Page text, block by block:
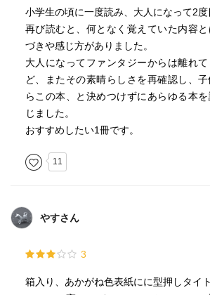
小学生の頃に一度読み、大人になって2度
再び読むと、何となく覚えていた内容
づきや感じ方がありました。
大人になってファンタジーからは離れ
ど、またその素晴らしさを再確認し、
らこの本、と決めつけずにあらゆる本
じました。
おすすめしたい1冊です。
11
やすさん
3
箱入り、あかがね色表紙にに型押しタイト